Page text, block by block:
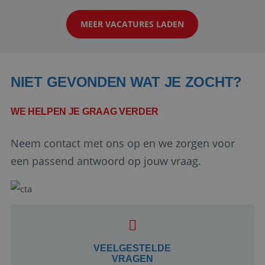
klanten te overtuigen om die droomreis te
boeken! ...
MEER VACATURES LADEN
NIET GEVONDEN WAT JE ZOCHT?
WE HELPEN JE GRAAG VERDER
Neem contact met ons op en we zorgen voor
een passend antwoord op jouw vraag.
VEELGESTELDE
VRAGEN
Google Privacy Policy